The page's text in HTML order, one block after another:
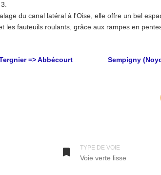
du canal latéral à l'Oise, elle offre un bel
les fauteuils roulants, grâce aux rampes en
=> Abbécourt Sempigny
de l'EV3 ("Scandibérique" en France,
de la Trans'Oise, projet départemental de 240
 TYPE DE VOIE
Voie verte lisse